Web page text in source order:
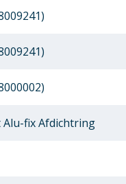
Alu-fix Afdichtring